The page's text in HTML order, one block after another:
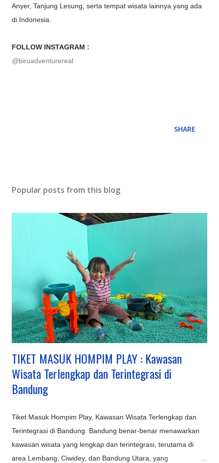
Anyer, Tanjung Lesung, serta tempat wisata lainnya yang ada
di Indonesia.
FOLLOW INSTAGRAM :
@biruadventurereal
SHARE
Popular posts from this blog
TIKET MASUK HOMPIM PLAY : Kawasan
Wisata Terlengkap dan Terintegrasi di
Bandung
Tiket Masuk Hompim Play, Kawasan Wisata Terlengkap dan
Terintegrasi di Bandung. Bandung benar-benar menawarkan
kawasan wisata yang lengkap dan terintegrasi, terutama di
area Lembang, Ciwidey, dan Bandung Utara, yang